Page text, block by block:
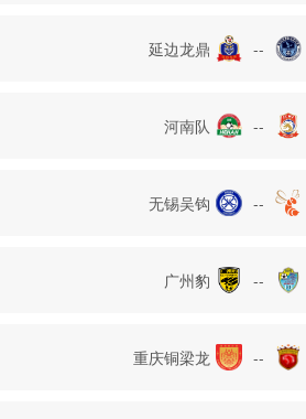
延边龙鼎 --
河南队 --
无锡吴钩 --
广州豹 --
重庆铜梁龙 --